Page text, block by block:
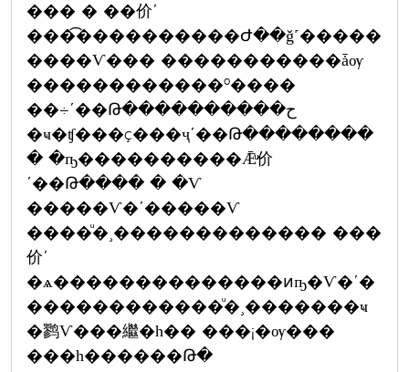
��� � ��价ʹ
���͡����������Ժ��ǧ˹�����
����Ѵ��� �����������ǡѹ
������������º����
��÷ʹ��Թ����������ح
�ҹ�ʧ���ç���ҷʹ��Թ��������
� �ҧ����������Ǣͧ价
ʹ��Թ���� � �Ѵ
�����Ѵ�ʹ�����Ѵ
����ͧ�¸������������� ���
价ʹ
�ѧ��������������ͷҧ�Ѵ�ʹ�
������������ͧ�¸�������ҹ
�鹨Ѵ���繼�һ�� ���¡�ѹ���
���һ������Թ�